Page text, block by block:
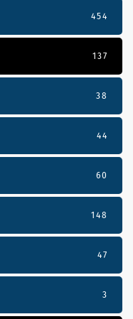
454
137
38
44
60
148
47
3